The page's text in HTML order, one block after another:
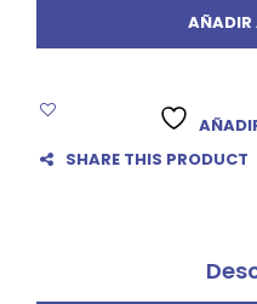
AÑADIR
SHARE THIS PRODUCT